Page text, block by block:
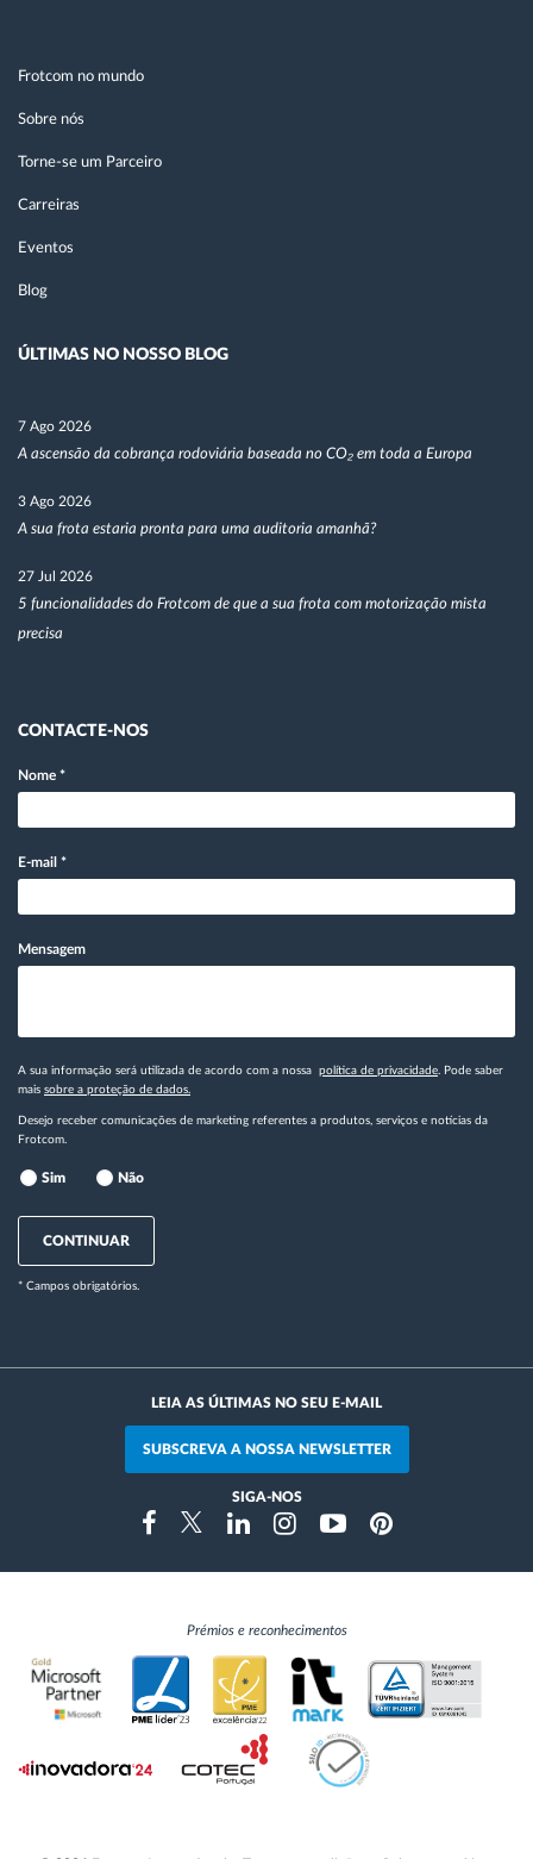
Frotcom no mundo
Sobre nós
Torne-se um Parceiro
Carreiras
Eventos
Blog
ÚLTIMAS NO NOSSO BLOG
7 Ago 2026
A ascensão da cobrança rodoviária baseada no CO₂ em toda a Europa
3 Ago 2026
A sua frota estaria pronta para uma auditoria amanhã?
27 Jul 2026
5 funcionalidades do Frotcom de que a sua frota com motorização mista
precisa
CONTACTE-NOS
Nome *
E-mail *
Mensagem
A sua informação será utilizada de acordo com a nossa política de privacidade. Pode saber
mais sobre a proteção de dados.
Desejo receber comunicações de marketing referentes a produtos, serviços e notícias da
Frotcom.
Sim Não
CONTINUAR
* Campos obrigatórios.
LEIA AS ÚLTIMAS NO SEU E-MAIL
SUBSCREVA A NOSSA NEWSLETTER
SIGA-NOS
FacebookTwitterLinkedinInstragramYoutubePinterest
Prémios e reconhecimentos